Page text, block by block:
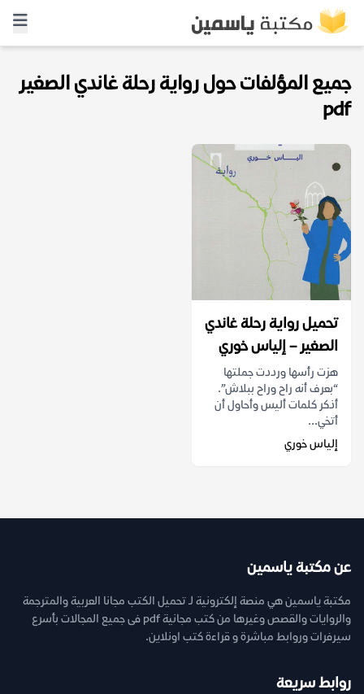
جميع المؤلفات حول رواية رحلة غاندي الصغير
pdf
تحميل رواية رحلة غاندي
الصغير – إلياس خوري
هزت رأسها ورددت جملتها
“بعرف أنه راح وراح ببلاش”.
أذكر كلمات أليس وأحاول أن
أتخي...
إلياس خوري
عن مكتبة ياسمين
مكتبة ياسمين هي منصة إلكترونية لـ تحميل الكتب مجانا العربية والمترجمة
والروايات والقصص وغيرها من كتب مجانية pdf فى جميع المجالات بأسرع
سيرفرات وروابط مباشرة و قراءة كتب اونلاين.
روابط سريعة